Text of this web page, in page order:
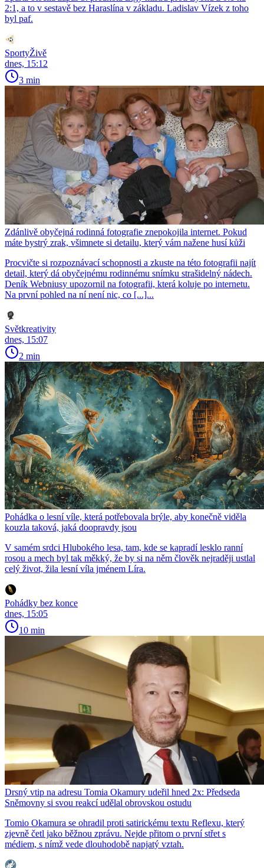
2:1, a to v sestavě bez Haraslína v základu. Ladislav Vízek z toho
byl paf.
SportyŽivě
dnes, 15:12
3 min
Zdánlivě obyčejná rodinná fotografie znepokojila internet. Pokud
máte bystrý zrak, všimnete si detailu, který vám nažene husí kůži
Procvičte si rozpoznávací schopnosti a zkuste na této fotografii najít
detail, který dá obyčejnému rodinnému snímku strašidelný nádech.
Deník Webniusy upozornil na fotografii, která koluje po internetu.
Na první pohled na ní není nic, co [...]...
Světkreativity
dnes, 15:07
2 min
Pohádka o lesní víle, která potřebovala brýle, aby konečně viděla
kouzla taková, jaká doopravdy jsou
V samém srdci Hlubokého lesa, tam, kde se kapradí lesklo ranní
rosou a mech byl tak měkký, že by si na něm člověk nejraději ustlal
celý život, žila lesní víla jménem Líra.
Pohádky bez konce
dnes, 15:05
10 min
Drsný vtip na adresu Tomia Okamury udeřil hned 2x: Předseda
Sněmovny si svou reakcí udělal obrovskou ostudu
Tomio Okamura se ohradil proti satirickému textu Reflexu, který
zjevně četl jako běžnou zprávu. Nejde přitom o první střet s
médiem, s nímž vede dlouhodobě napjatý vztah.